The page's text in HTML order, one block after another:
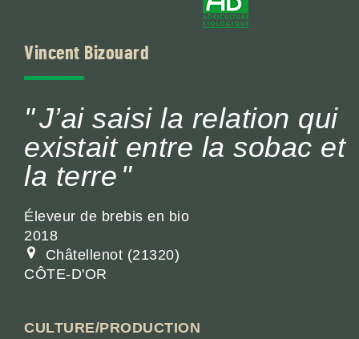
Vincent Bizouard
J’ai saisi la relation qui
existait entre la sobac et
la terre
Éleveur de brebis en bio
2018
Châtellenot
21320
CÔTE-D'OR
CULTURE/PRODUCTION